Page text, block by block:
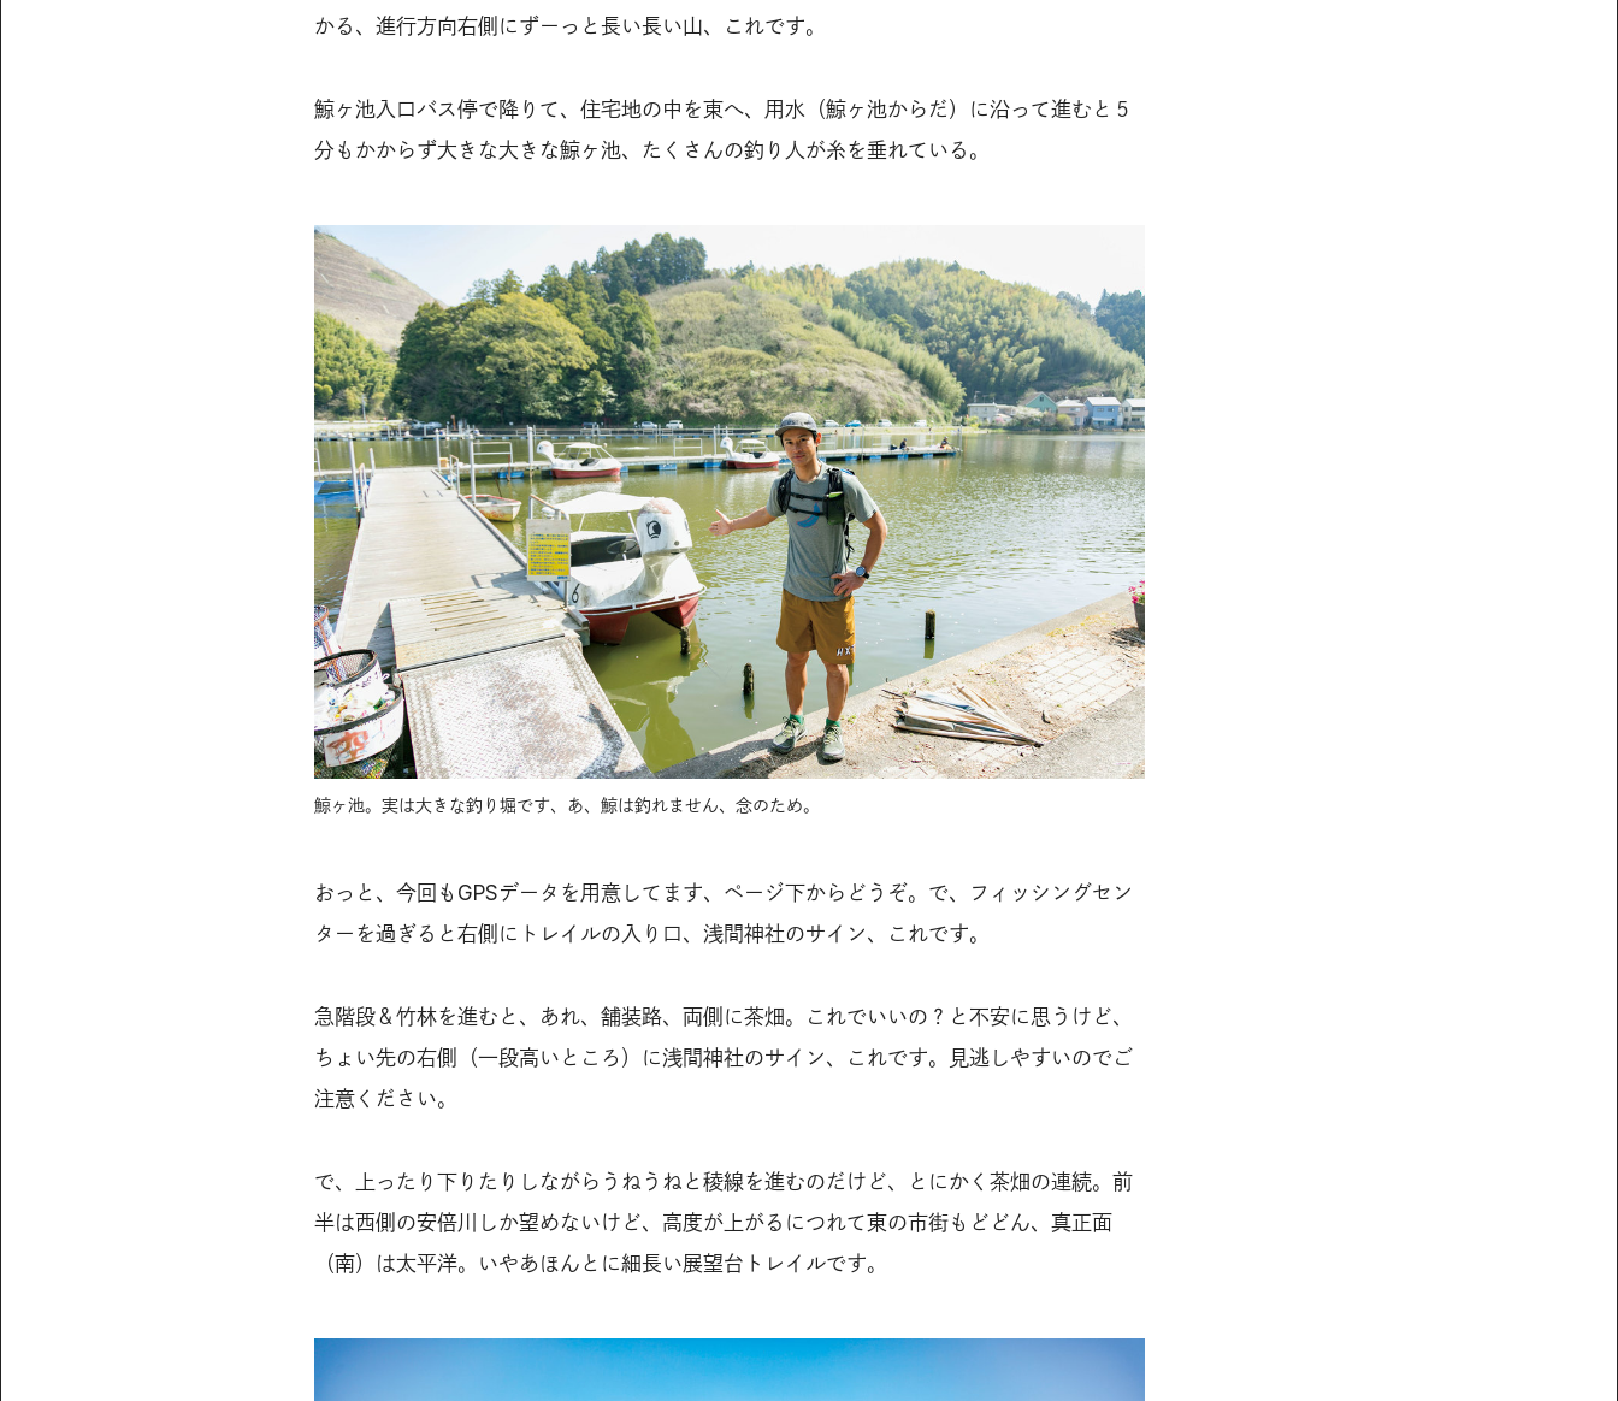
かる、進行方向右側にずーっと長い長い山、これです。
鯨ヶ池入口バス停で降りて、住宅地の中を東へ、用水（鯨ヶ池からだ）に沿って進むと５
分もかからず大きな大きな鯨ヶ池、たくさんの釣り人が糸を垂れている。
鯨ヶ池。実は大きな釣り堀です、あ、鯨は釣れません、念のため。
おっと、今回もGPSデータを用意してます、ページ下からどうぞ。で、フィッシングセン
ターを過ぎると右側にトレイルの入り口、浅間神社のサイン、これです。
急階段＆竹林を進むと、あれ、舗装路、両側に茶畑。これでいいの？と不安に思うけど、
ちょい先の右側（一段高いところ）に浅間神社のサイン、これです。見逃しやすいのでご
注意ください。
で、上ったり下りたりしながらうねうねと稜線を進むのだけど、とにかく茶畑の連続。前
半は西側の安倍川しか望めないけど、高度が上がるにつれて東の市街もどどん、真正面
（南）は太平洋。いやあほんとに細長い展望台トレイルです。